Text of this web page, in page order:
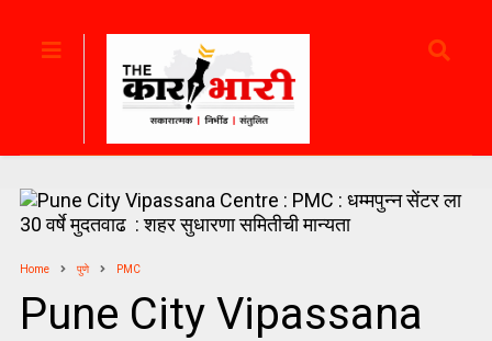
Home पुणे PMC
Pune City Vipassana